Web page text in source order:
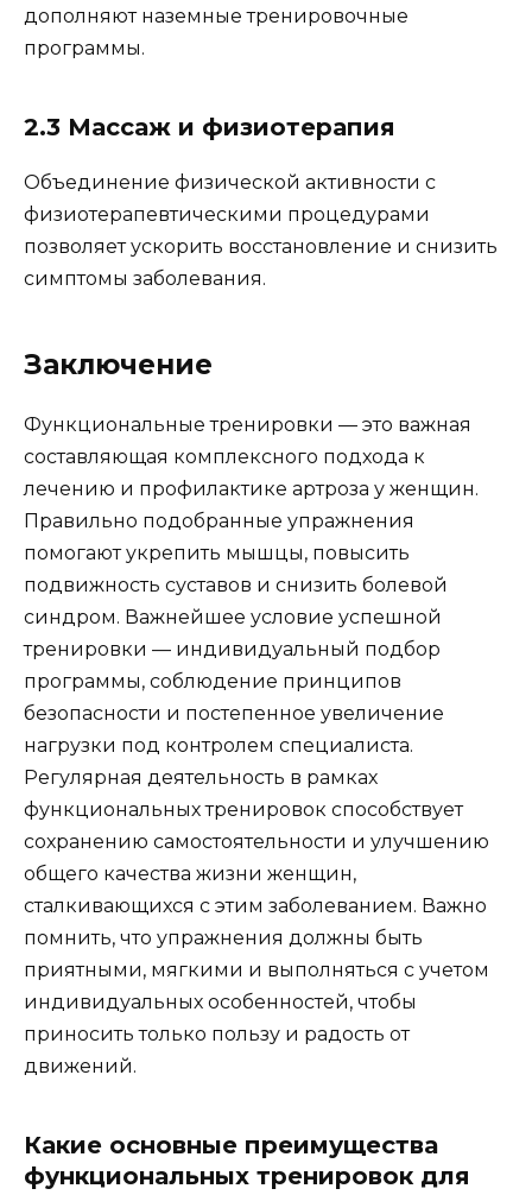
дополняют наземные тренировочные
программы.
2.3 Массаж и физиотерапия
Объединение физической активности с
физиотерапевтическими процедурами
позволяет ускорить восстановление и снизить
симптомы заболевания.
Заключение
Функциональные тренировки — это важная
составляющая комплексного подхода к
лечению и профилактике артроза у женщин.
Правильно подобранные упражнения
помогают укрепить мышцы, повысить
подвижность суставов и снизить болевой
синдром. Важнейшее условие успешной
тренировки — индивидуальный подбор
программы, соблюдение принципов
безопасности и постепенное увеличение
нагрузки под контролем специалиста.
Регулярная деятельность в рамках
функциональных тренировок способствует
сохранению самостоятельности и улучшению
общего качества жизни женщин,
сталкивающихся с этим заболеванием. Важно
помнить, что упражнения должны быть
приятными, мягкими и выполняться с учетом
индивидуальных особенностей, чтобы
приносить только пользу и радость от
движений.
Какие основные преимущества
функциональных тренировок для